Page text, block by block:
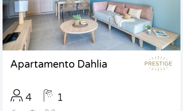
Apartamento Dahlia
4 1